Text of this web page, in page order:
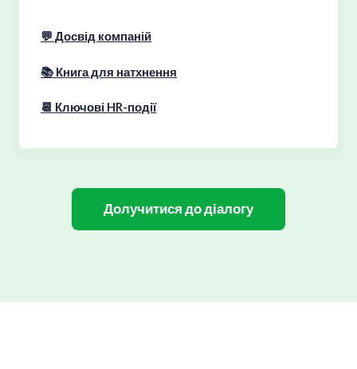
💬 Досвід компаній
📚 Книга для натхнення
📆 Ключові HR-події
Долучитися до діалогу